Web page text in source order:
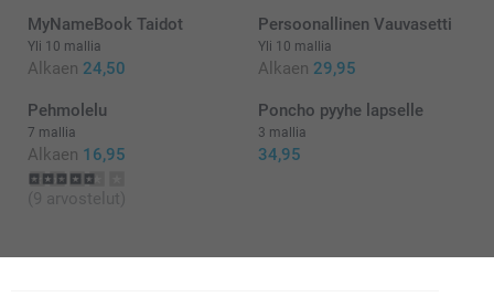
MyNameBook Taidot
Yli 10 mallia
Alkaen 24,50
Persoonallinen Vauvasetti
Yli 10 mallia
Alkaen 29,95
Pehmolelu
7 mallia
Alkaen 16,95
(9 arvostelut)
Poncho pyyhe lapselle
3 mallia
34,95